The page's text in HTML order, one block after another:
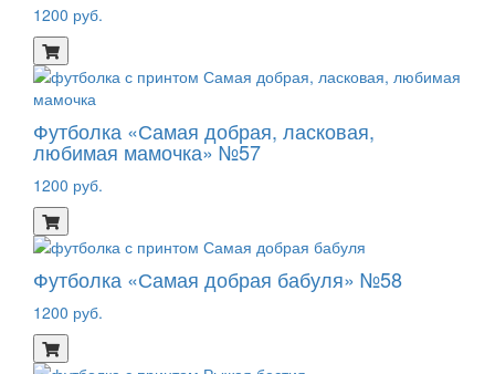
1200 руб.
Футболка «Самая добрая, ласковая,
любимая мамочка» №57
1200 руб.
Футболка «Самая добрая бабуля» №58
1200 руб.